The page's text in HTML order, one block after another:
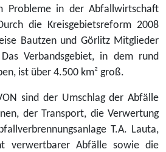
Probleme in der Abfallwirtschaft
die Kreisgebietsreform 2008
Bautzen und Görlitz Mitglieder
Verbandsgebiet, in dem rund
ist über 4.500 km² groß.
sind der Umschlag der Abfälle
der Transport, die Verwertung
T.A. Lauta,
verwertbarer Abfälle sowie die